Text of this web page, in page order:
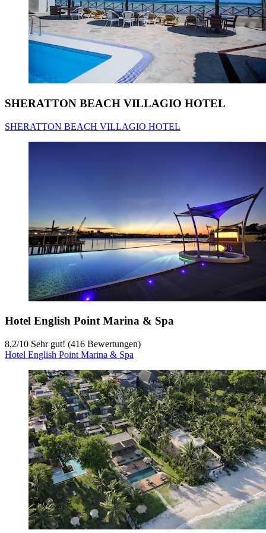
SHERATTON BEACH VILLAGIO HOTEL
SHERATTON BEACH VILLAGIO HOTEL
Hotel English Point Marina & Spa
8,2/10 Sehr gut! (416 Bewertungen)
Hotel English Point Marina & Spa